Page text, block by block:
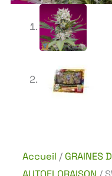
Accueil / GRAINES